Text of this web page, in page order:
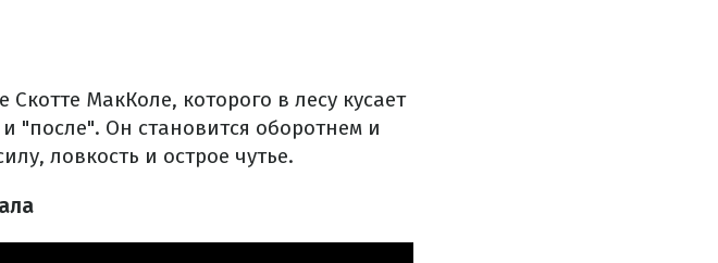
МакКоле, которого в лесу кусает
"после". Он становится оборотнем и
ловкость и острое чутье.